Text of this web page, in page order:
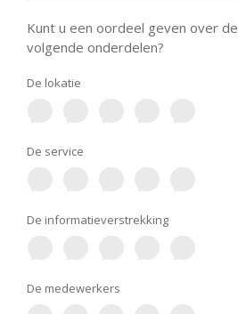
Kunt u een oordeel geven over de
volgende onderdelen?
De lokatie
De service
De informatieverstrekking
De medewerkers